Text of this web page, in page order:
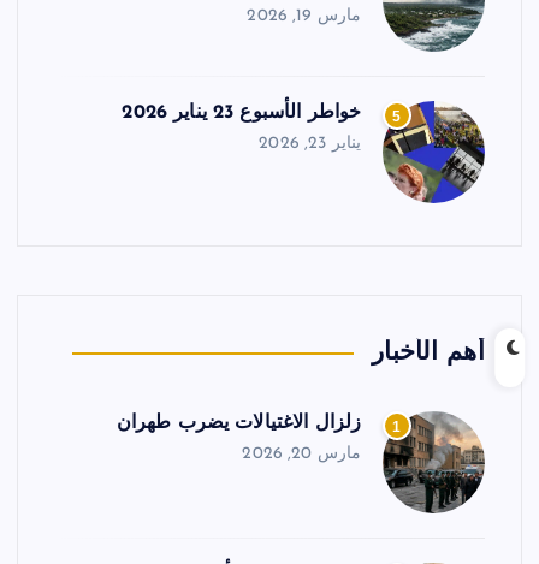
مارس 19, 2026
5 خواطر الأسبوع 23 يناير 2026
يناير 23, 2026
أهم الأخبار
1 زلزال الاغتيالات يضرب طهران
مارس 20, 2026